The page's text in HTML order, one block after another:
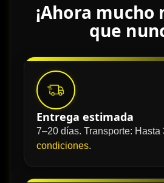
¡Ahora mucho
que
Entrega estimada
7–20 días. Transporte: Hasta
condiciones.